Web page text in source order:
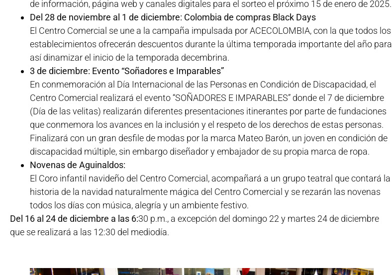
de información, página web y canales digitales para el sorteo el próximo 15 de enero de 2025.
Del 28 de noviembre al 1 de diciembre: Colombia de compras Black Days
El Centro Comercial se une a la campaña impulsada por ACECOLOMBIA, con la que todos los
establecimientos ofrecerán descuentos durante la última temporada importante del año para
así dinamizar el inicio de la temporada decembrina.
3 de diciembre: Evento “Soñadores e Imparables”
En conmemoración al Día Internacional de las Personas en Condición de Discapacidad, el
Centro Comercial realizará el evento “SOÑADORES E IMPARABLES” donde el 7 de diciembre
(Día de las velitas) realizarán diferentes presentaciones itinerantes por parte de fundaciones
que conmemora los avances en la inclusión y el respeto de los derechos de estas personas.
Finalizará con un gran desfile de modas por la marca Mateo Barón, un joven en condición de
discapacidad múltiple, sin embargo diseñador y embajador de su propia marca de ropa.
Novenas de Aguinaldos:
El Coro infantil navideño del Centro Comercial, acompañará a un grupo teatral que contará la
historia de la navidad naturalmente mágica del Centro Comercial y se rezarán las novenas
todos los días con música, alegría y un ambiente festivo.
Del 16 al 24 de diciembre a las 6:30 p.m., a excepción del domingo 22 y martes 24 de diciembre
que se realizará a las 12:30 del mediodía.